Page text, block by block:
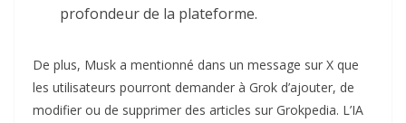
profondeur de la plateforme.
De plus, Musk a mentionné dans un message sur X que
les utilisateurs pourront demander à Grok d’ajouter, de
modifier ou de supprimer des articles sur Grokpedia. L’IA